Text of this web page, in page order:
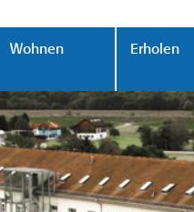
Wohnen Erholen